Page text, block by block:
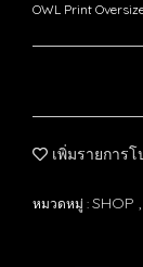
OWL Print
เพิ่มรายการโ
หมวดหมู่ : SHOP ,